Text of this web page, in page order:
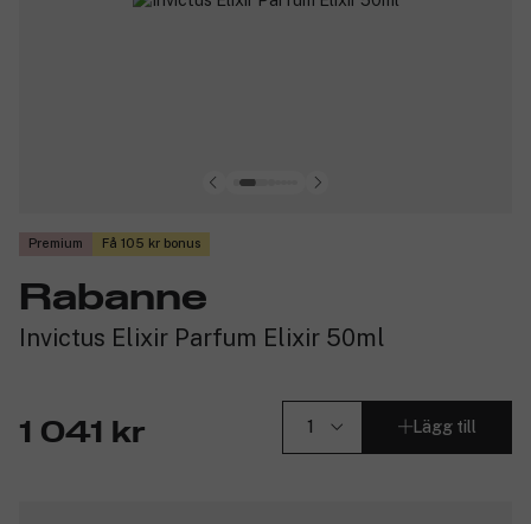
Premium Få 105 kr bonus
Rabanne
Invictus Elixir Parfum Elixir 50ml
1 041 kr Lägg till